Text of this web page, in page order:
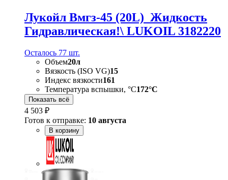
Лукойл Вмгз-45 (20L)_Жидкость
Гидравлическая!\ LUKOIL 3182220
Осталось 77 шт.
Объем20л
Вязкость (ISO VG)15
Индекс вязкости161
Температура вспышки, °С172°С
Показать всё
4 503 ₽
Готов к отправке: 10 августа
В корзину